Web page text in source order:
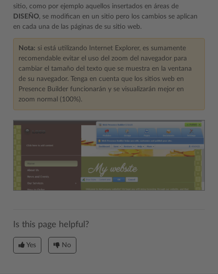
sitio, como por ejemplo aquellos insertados en áreas de
DISEÑO, se modifican en un sitio pero los cambios se aplican
en cada una de las páginas de su sitio web.
Nota: si está utilizando Internet Explorer, es sumamente
recomendable evitar el uso del zoom del navegador para
cambiar el tamaño del texto que se muestra en la ventana
de su navegador. Tenga en cuenta que los sitios web en
Presence Builder funcionarán y se visualizarán mejor en
zoom normal (100%).
Is this page helpful?
Yes No